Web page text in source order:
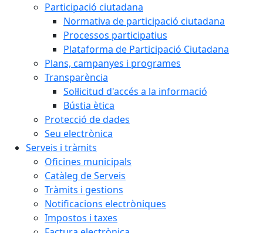
Participació ciutadana
Normativa de participació ciutadana
Processos participatius
Plataforma de Participació Ciutadana
Plans, campanyes i programes
Transparència
Sol·licitud d'accés a la informació
Bústia ètica
Protecció de dades
Seu electrònica
Serveis i tràmits
Oficines municipals
Catàleg de Serveis
Tràmits i gestions
Notificacions electròniques
Impostos i taxes